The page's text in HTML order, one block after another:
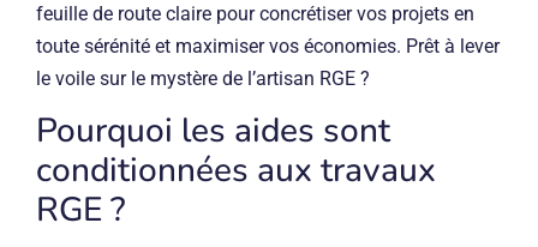
feuille de route claire pour concrétiser vos projets en
toute sérénité et maximiser vos économies. Prêt à lever
le voile sur le mystère de l’artisan RGE ?
Pourquoi les aides sont
conditionnées aux travaux
RGE ?